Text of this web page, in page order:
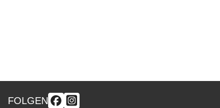
FOLGEN